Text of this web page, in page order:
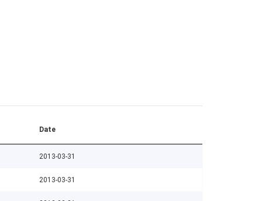
Date
2013-03-31
2013-03-31